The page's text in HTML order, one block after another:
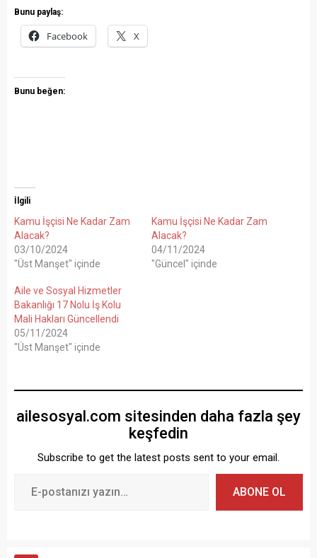
Bunu paylaş:
Facebook X
Bunu beğen:
İlgili
Kamu İşçisi Ne Kadar Zam
Alacak?
03/10/2024
"Üst Manşet" içinde
Kamu İşçisi Ne Kadar Zam
Alacak?
04/11/2024
"Güncel" içinde
Aile ve Sosyal Hizmetler
Bakanlığı 17 Nolu İş Kolu
Mali Hakları Güncellendi
05/11/2024
"Üst Manşet" içinde
ailesosyal.com sitesinden daha fazla şey
keşfedin
Subscribe to get the latest posts sent to your email.
ABONE OL